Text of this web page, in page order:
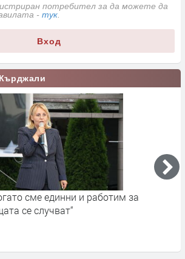
потребител за да можете да
- тук
Вход
сме единни и работим за
се случват“